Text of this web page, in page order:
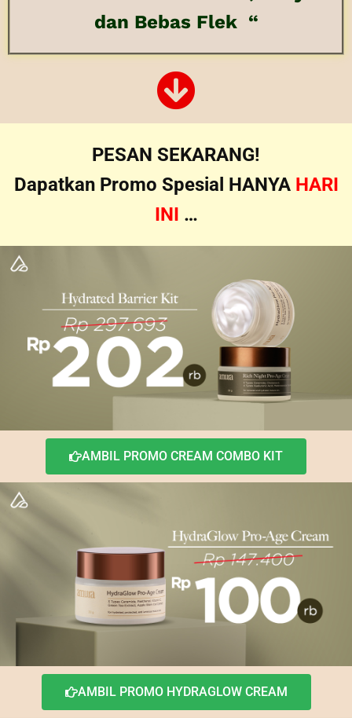
dan Bebas Flek “
PESAN SEKARANG!
Dapatkan Promo Spesial HANYA HARI
INI …
AMBIL PROMO CREAM COMBO KIT
AMBIL PROMO HYDRAGLOW CREAM